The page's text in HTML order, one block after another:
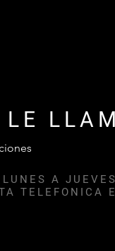
LE
A
TELEFONICA